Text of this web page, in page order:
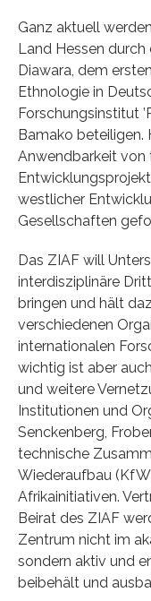
Ganz aktuell
Land Hessen
Diawara, dem
Ethnologie in
Forschungsinstitut
Bamako beteiligen.
Anwendbarkeit von
westlicher
Gesellschaften
Das ZIAF will
interdisziplinäre
bringen und hält
verschiedenen
internationalen
wichtig ist aber
und weitere
Institutionen und
Senckenberg,
technische
Wiederaufbau
Afrikainitiativen.
Beirat des ZIAF
Zentrum nicht im
sondern aktiv und
beibehält und